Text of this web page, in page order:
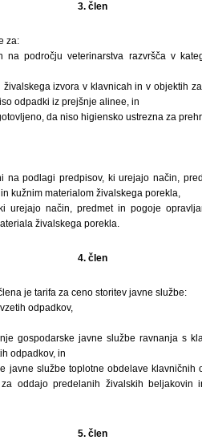
3. člen
za:
področju veterinarstva razvršča v
izvora v klavnicah in v objektih
odpadki iz prejšnje alinee, in
da niso higiensko ustrezna za
na podlagi predpisov, ki urejajo način,
kužnim materialom živalskega porekla,
urejajo način, predmet in pogoje
živalskega porekla.
4. člen
je tarifa za ceno storitev javne službe:
odpadkov,
gospodarske javne službe ravnanja s
odpadkov, in
javne službe toplotne obdelave klavničnih
oddajo predelanih živalskih beljakovin
5. člen